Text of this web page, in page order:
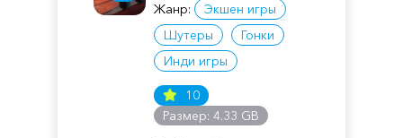
Жанр:
Экшен игры
Шутеры
Гонки
Инди игры
10
Размер: 4.33 GB